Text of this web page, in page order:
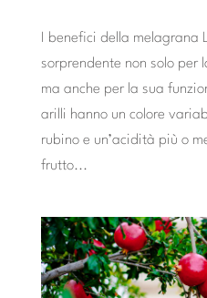
I benefici della
sorprendente non solo per
ma anche per la sua
arilli hanno un colore
rubino e un’acidità più o
frutto...